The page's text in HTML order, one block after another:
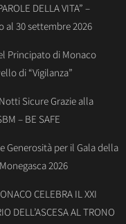
DELLA VITA” –
al 30 settembre 2026
Principato di Monaco
di “Vigilanza”
Sicure Grazie alla
– BE SAFE
Generosità per il Gala della
2026
CELEBRA IL XXI
DELL’ASCESA AL TRONO